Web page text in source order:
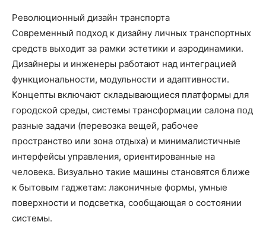
Революционный дизайн транспорта
Современный подход к дизайну личных транспортных
средств выходит за рамки эстетики и аэродинамики.
Дизайнеры и инженеры работают над интеграцией
функциональности, модульности и адаптивности.
Концепты включают складывающиеся платформы для
городской среды, системы трансформации салона под
разные задачи (перевозка вещей, рабочее
пространство или зона отдыха) и минималистичные
интерфейсы управления, ориентированные на
человека. Визуально такие машины становятся ближе
к бытовым гаджетам: лаконичные формы, умные
поверхности и подсветка, сообщающая о состоянии
системы.